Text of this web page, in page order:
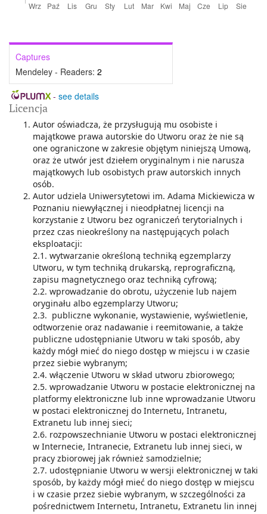
Captures
Mendeley - Readers: 2
- see details
Licencja
Autor oświadcza, że przysługują mu osobiste i
majątkowe prawa autorskie do Utworu oraz że nie są
one ograniczone w zakresie objętym niniejszą Umową,
oraz że utwór jest dziełem oryginalnym i nie narusza
majątkowych lub osobistych praw autorskich innych
osób.
Autor udziela Uniwersytetowi im. Adama Mickiewicza w
Poznaniu niewyłącznej i nieodpłatnej licencji na
korzystanie z Utworu bez ograniczeń terytorialnych i
przez czas nieokreślony na następujących polach
eksploatacji:
2.1. wytwarzanie określoną techniką egzemplarzy
Utworu, w tym techniką drukarską, reprograficzną,
zapisu magnetycznego oraz techniką cyfrową;
2.2. wprowadzanie do obrotu, użyczenie lub najem
oryginału albo egzemplarzy Utworu;
2.3. publiczne wykonanie, wystawienie, wyświetlenie,
odtworzenie oraz nadawanie i reemitowanie, a także
publiczne udostępnianie Utworu w taki sposób, aby
każdy mógł mieć do niego dostęp w miejscu i w czasie
przez siebie wybranym;
2.4. włączenie Utworu w skład utworu zbiorowego;
2.5. wprowadzanie Utworu w postacie elektronicznej na
platformy elektroniczne lub inne wprowadzanie Utworu
w postaci elektronicznej do Internetu, Intranetu,
Extranetu lub innej sieci;
2.6. rozpowszechnianie Utworu w postaci elektronicznej
w Internecie, Intranecie, Extranetu lub innej sieci, w
pracy zbiorowej jak również samodzielnie;
2.7. udostępnianie Utworu w wersji elektronicznej w taki
sposób, by każdy mógł mieć do niego dostęp w miejscu
i w czasie przez siebie wybranym, w szczególności za
pośrednictwem Internetu, Intranetu, Extranetu lin innej